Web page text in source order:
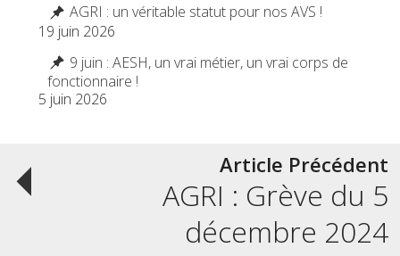
AGRI : un véritable statut pour nos AVS !
19 juin 2026
9 juin : AESH, un vrai métier, un vrai corps de
fonctionnaire !
5 juin 2026
Post
navigation
Article Précédent
AGRI : Grève du 5
décembre 2024